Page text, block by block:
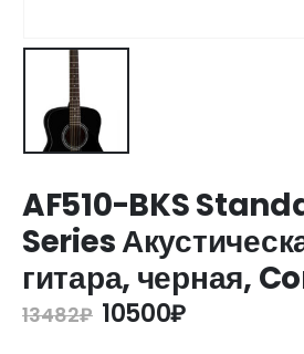
AF510-BKS
Series
гитара, черная,
13482₽ 10500₽